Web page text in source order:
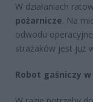
W działaniach
pożarnicze. Na
odwodu
strażaków jest już
Robot gaśniczy